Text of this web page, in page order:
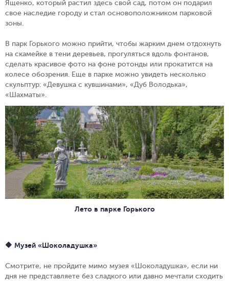
Ященко, который растил здесь свой сад, потом он подарил
свое наследие городу и стал основоположником парковой
зоны.
В парк Горького можно прийти, чтобы жарким днем отдохнуть
на скамейке в тени деревьев, прогуляться вдоль фонтанов,
сделать красивое фото на фоне ротонды или прокатится на
колесе обозрения. Еще в парке можно увидеть несколько
скульптур: «Девушка с кувшинами», «Дуб Володька»,
«Шахматы».
Лето в парке Горького
🔶 Музей «Шоколадушка»
Смотрите, не пройдите мимо музея «Шоколадушка», если ни
дня не представляете без сладкого или давно мечтали сходить